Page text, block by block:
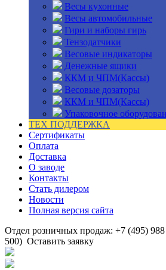
Весы кухонные
Весы автомобильные
Гири и наборы гирь
Тензодатчики
Весовые индикаторы
Денежные ящики
ККМ и ЧПМ(Кассы)
Весовые дозаторы
ККМ и ЧПМ(Кассы)
Упаковочное
ТЕХ ПОДДЕРЖКА
Сертификаты
Оплата
Доставка
О заводе
Контакты
Стать дилером
Новости
Полная версия сайта
Отдел розничных продаж: +7 (495) 988
500) Оставить заявку